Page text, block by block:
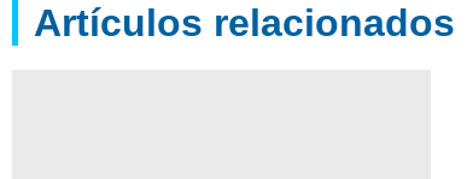
Artículos relacionados